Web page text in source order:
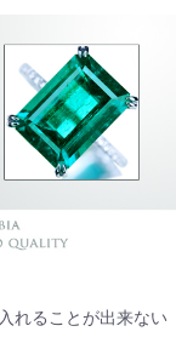
れることが出来ない